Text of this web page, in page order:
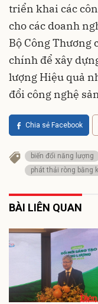
triển khai các
cho các doanh
Bộ Công Thương
chính để xây
lượng Hiệu quả
đổi công nghệ
Chia sẻ Facebook
biến đổi năng lượng
phát thải ròng bằng
BÀI LIÊN QUAN